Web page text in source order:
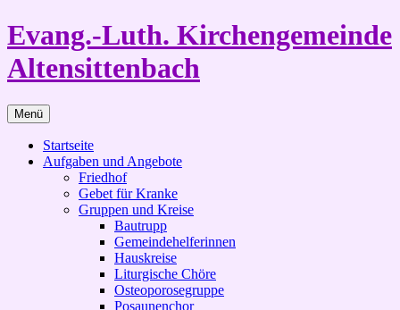
Zum
Inhalt
springen
Evang.-Luth. Kirchengemeinde
Altensittenbach
Menü
Startseite
Aufgaben und Angebote
Friedhof
Gebet für Kranke
Gruppen und Kreise
Bautrupp
Gemeindehelferinnen
Hauskreise
Liturgische Chöre
Osteoporosegruppe
Posaunenchor